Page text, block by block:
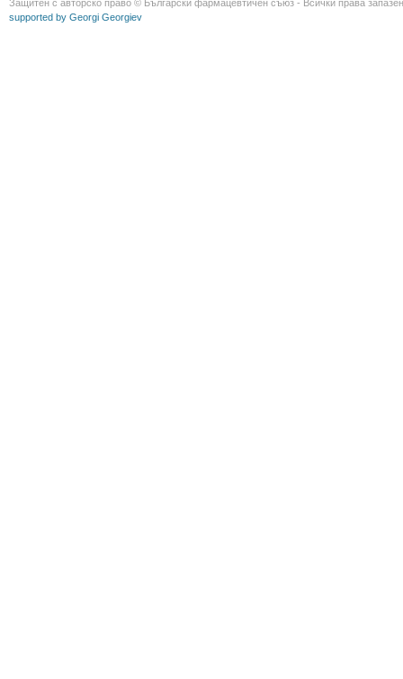
Защитен с авторско право © Български фармацевтичен съюз - Всички права
supported by Georgi Georgiev